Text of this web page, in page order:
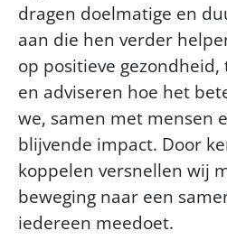
dragen doelmatige en
aan die hen verder
op positieve
en adviseren hoe het
we, samen met mensen
blijvende impact. Door
koppelen versnellen wij
beweging naar een
iedereen meedoet.